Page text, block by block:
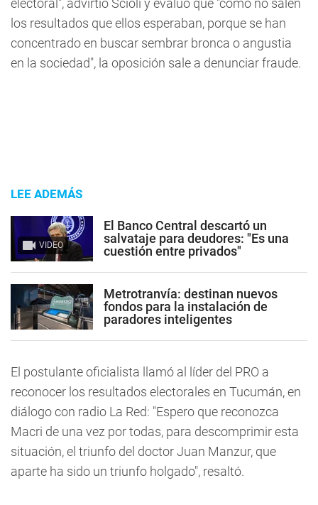
electoral", advirtió Scioli y evaluó que "como no salen
los resultados que ellos esperaban, porque se han
concentrado en buscar sembrar bronca o angustia
en la sociedad", la oposición sale a denunciar fraude.
LEE ADEMÁS
VIDEO
El Banco Central descartó un
salvataje para deudores: "Es una
cuestión entre privados"
Metrotranvía: destinan nuevos
fondos para la instalación de
paradores inteligentes
El postulante oficialista llamó al líder del PRO a
reconocer los resultados electorales en Tucumán, en
diálogo con radio La Red: "Espero que reconozca
Macri de una vez por todas, para descomprimir esta
situación, el triunfo del doctor Juan Manzur, que
aparte ha sido un triunfo holgado", resaltó.